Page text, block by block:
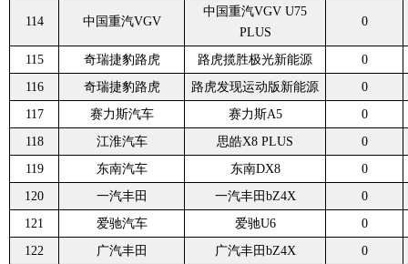
114 中国重汽VGV
中国重汽VGV U75
PLUS
0
115 奇瑞捷豹路虎 路虎揽胜极光新能源
0
116
奇瑞捷豹路虎 路虎发现运动版新能源
0
117
赛力斯汽车 赛力斯A5
0
118
江淮汽车 思皓X8 PLUS
0
119
东南汽车 东南DX8
0
120
一汽丰田 一汽丰田bZ4X
0
121
爱驰汽车 爱驰U6
0
122
广汽丰田 广汽丰田bZ4X
0